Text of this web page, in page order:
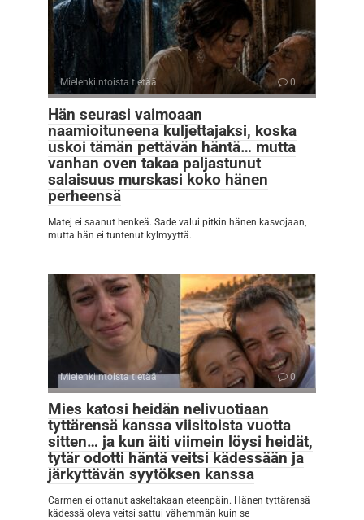
Mielenkiintoista tietää 0
Hän seurasi vaimoaan
naamioituneena kuljettajaksi, koska
uskoi tämän pettävän häntä… mutta
vanhan oven takaa paljastunut
salaisuus murskasi koko hänen
perheensä
Matej ei saanut henkeä. Sade valui pitkin hänen kasvojaan,
mutta hän ei tuntenut kylmyyttä.
Mielenkiintoista tietää 0
Mies katosi heidän nelivuotiaan
tyttärensä kanssa viisitoista vuotta
sitten… ja kun äiti viimein löysi heidät,
tytär odotti häntä veitsi kädessään ja
järkyttävän syytöksen kanssa
Carmen ei ottanut askeltakaan eteenpäin. Hänen tyttärensä
kädessä oleva veitsi sattui vähemmän kuin se